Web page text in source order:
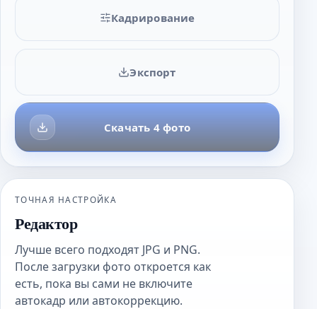
Кадрирование
Скачать 4 фото
Экспорт
ТОЧНАЯ НАСТРОЙКА
Редактор
Лучше всего подходят JPG и PNG.
После загрузки фото откроется как
есть, пока вы сами не включите
автокадр или автокоррекцию.